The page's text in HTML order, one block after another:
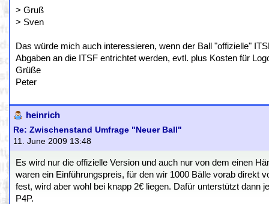
> Gruß
> Sven
Das würde mich auch interessieren, wenn der Ball "offizielle"
Abgaben an die ITSF entrichtet werden, evtl. plus Kosten für
Grüße
Peter
heinrich
Re: Zwischenstand Umfrage "Neuer Ball"
11. June 2009 13:48
Es wird nur die offizielle Version und auch nur von dem einen
waren ein Einführungspreis, für den wir 1000 Bälle vorab direkt
fest, wird aber wohl bei knapp 2€ liegen. Dafür unterstützt dann
P4P.